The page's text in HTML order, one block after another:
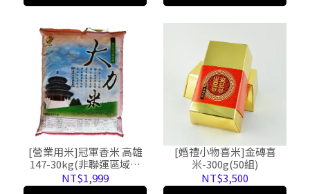
[營業用米]冠軍香米 高雄
147-30kg(非聯運區域免
運,大榮貨運配送)
NT$1,999
[婚禮小物喜米]金磚喜
米-300g(50組)
NT$3,500